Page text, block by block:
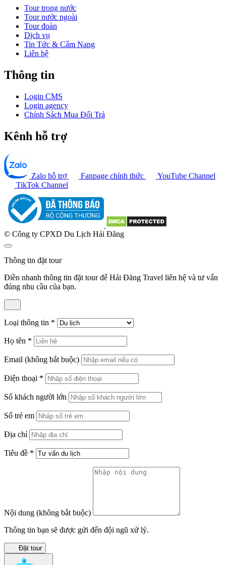
Tour trong nước
Tour nước ngoài
Tour đoàn
Dịch vụ
Tin Tức & Cẩm Nang
Liên hệ
Thông tin
Login CMS
Login agency
Chính Sách Mua Đổi Trả
Kênh hỗ trợ
Zalo hỗ trợ Fanpage chính thức
YouTube Channel
TikTok Channel
© Công ty CPXD Du Lịch Hải Đăng
Thông tin đặt tour
Điền nhanh thông tin đặt tour để Hải Đăng Travel liên hệ và tư vấn
đúng nhu cầu của bạn.
Loại thông tin *
Họ tên *
Email (không bắt buộc)
Điện thoại *
Số khách người lớn
Số trẻ em
Địa chỉ
Tiêu đề *
Nội dung (không bắt buộc)
Thông tin bạn sẽ được gửi đến đội ngũ xử lý.
Đặt tour